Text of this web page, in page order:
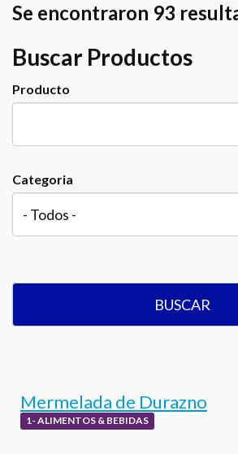
Se encontraron 93
Buscar Productos
Producto
Categoria
BUSCAR
Mermelada de Durazno
1- ALIMENTOS & BEBIDAS